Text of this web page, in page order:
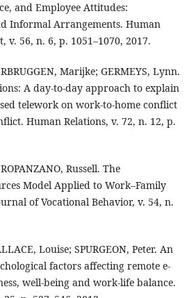
and Employee Attitudes:
Informal Arrangements. Human
v. 56, n. 6, p. 1051–1070, 2017.
Marijke; GERMEYS, Lynn.
A day-to-day approach to explain
telework on work-to-home conflict
Human Relations, v. 72, n. 12, p.
Russell. The
Model Applied to Work–Family
of Vocational Behavior, v. 54, n.
Louise; SPURGEON, Peter. An
factors affecting remote e-
well-being and work-life balance.